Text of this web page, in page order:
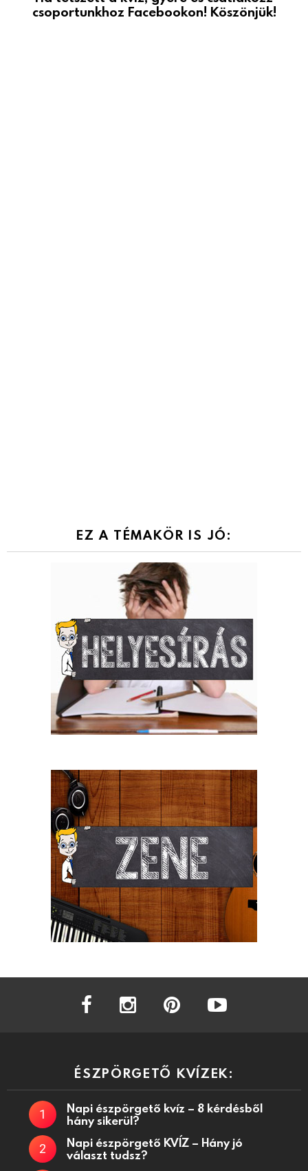
csoportunkhoz Facebookon! Köszönjük!
EZ A TÉMAKÖR IS JÓ:
facebook instagram
ÉSZPÖRGETŐ KVÍZEK:
Napi észpörgető kvíz – 8 kérdésből
hány sikerül?
Napi észpörgető KVÍZ – Hány jó
választ tudsz?